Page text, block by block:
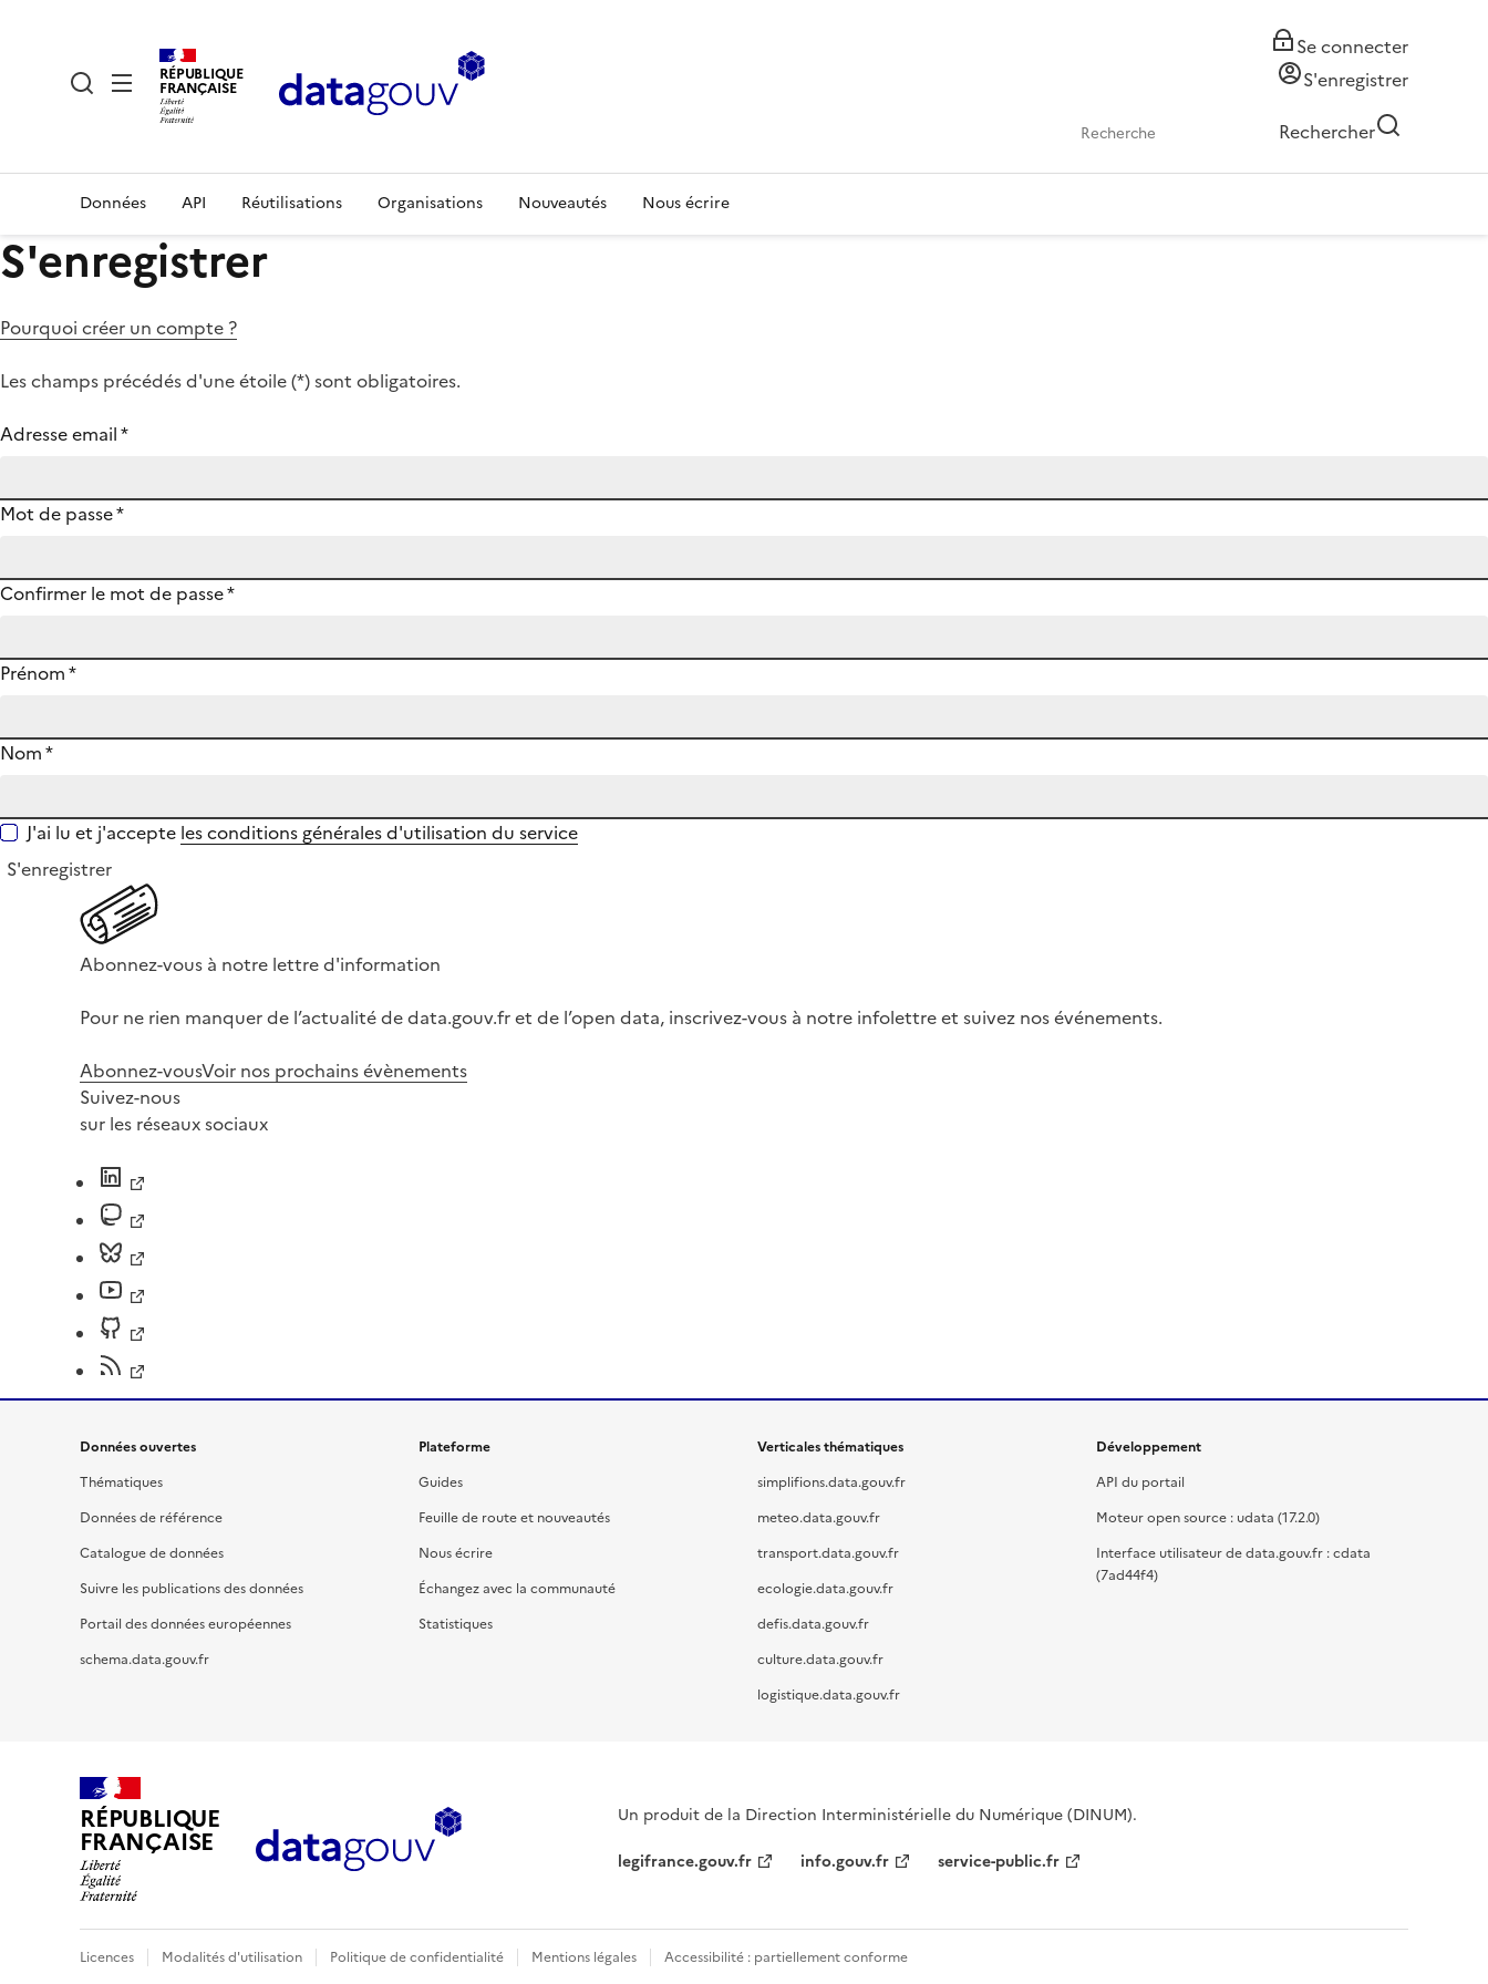
RÉPUBLIQUE
FRANÇAISE
Se connecter
S'enregistrer
Rechercher
Données API Réutilisations Organisations Nouveautés Nous écrire
S'enregistrer
Pourquoi créer un compte ?
Les champs précédés d'une étoile (*) sont obligatoires.
Adresse email*
Mot de passe*
Confirmer le mot de passe*
Prénom*
Nom*
J'ai lu et j'accepte les conditions générales d'utilisation du service
S'enregistrer
Abonnez-vous à notre lettre d'information
Pour ne rien manquer de l’actualité de data.gouv.fr et de l’open data, inscrivez-vous à notre infolettre et suivez nos événements.
Abonnez-vousVoir nos prochains évènements
Suivez-nous
sur les réseaux sociaux
Données ouvertes
Thématiques
Données de référence
Catalogue de données
Suivre les publications des données
Portail des données européennes
schema.data.gouv.fr
Plateforme
Guides
Feuille de route et nouveautés
Nous écrire
Échangez avec la communauté
Statistiques
Verticales thématiques
simplifions.data.gouv.fr
meteo.data.gouv.fr
transport.data.gouv.fr
ecologie.data.gouv.fr
defis.data.gouv.fr
culture.data.gouv.fr
logistique.data.gouv.fr
Développement
API du portail
Moteur open source : udata (17.2.0)
Interface utilisateur de data.gouv.fr : cdata
(7ad44f4)
RÉPUBLIQUE
FRANÇAISE
Un produit de la Direction Interministérielle du Numérique (DINUM).
legifrance.gouv.fr
info.gouv.fr service-public.fr
Licences Modalités d'utilisation Politique de confidentialité Mentions légales Accessibilité : partiellement conforme